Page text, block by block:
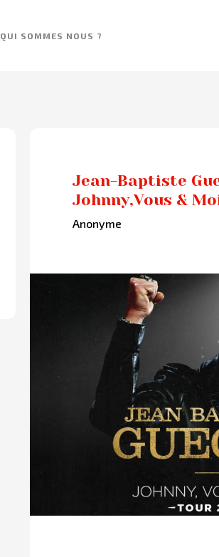
QUI SOMMES NOUS ?
Jean-Baptiste
Johnny,Vous &
Anonyme